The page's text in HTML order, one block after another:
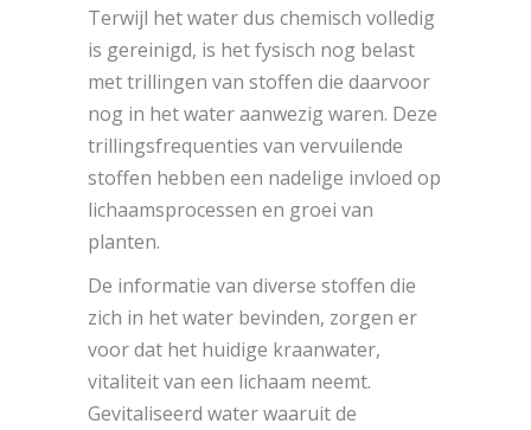
Terwijl het water dus chemisch volledig
is gereinigd, is het fysisch nog belast
met trillingen van stoffen die daarvoor
nog in het water aanwezig waren. Deze
trillingsfrequenties van vervuilende
stoffen hebben een nadelige invloed op
lichaamsprocessen en groei van
planten.
De informatie van diverse stoffen die
zich in het water bevinden, zorgen er
voor dat het huidige kraanwater,
vitaliteit van een lichaam neemt.
Gevitaliseerd water waaruit de